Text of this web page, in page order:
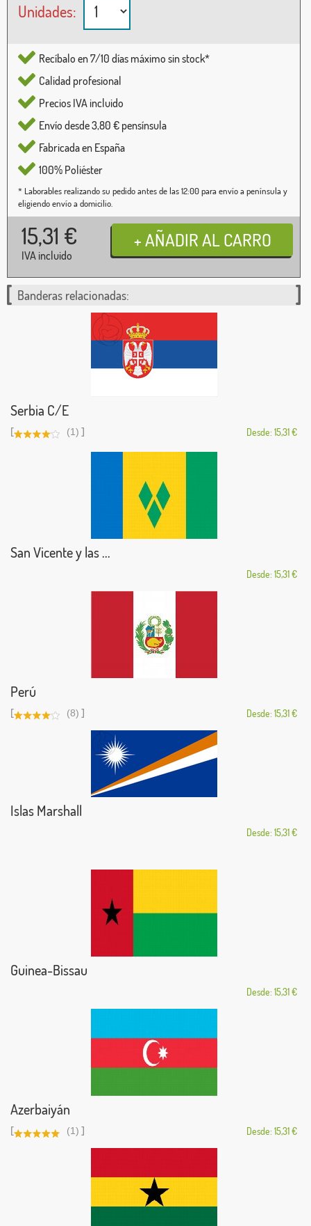
Unidades:
Recíbalo en 7/10 días máximo sin stock*
Calidad profesional
Precios IVA incluido
Envío desde 3,80 € pensínsula
Fabricada en España
100% Poliéster
* Laborables realizando su pedido antes de las 12:00 para envío a península y
eligiendo envío a domicilio.
15,31 €
IVA incluido
Banderas relacionadas:
Serbia C/E
[ (1) ] Desde: 15,31 €
San Vicente y las ...
Desde: 15,31 €
Perú
[ (8) ] Desde: 15,31 €
Islas Marshall
Desde: 15,31 €
Guinea-Bissau
Desde: 15,31 €
Azerbaiyán
[ (1) ] Desde: 15,31 €